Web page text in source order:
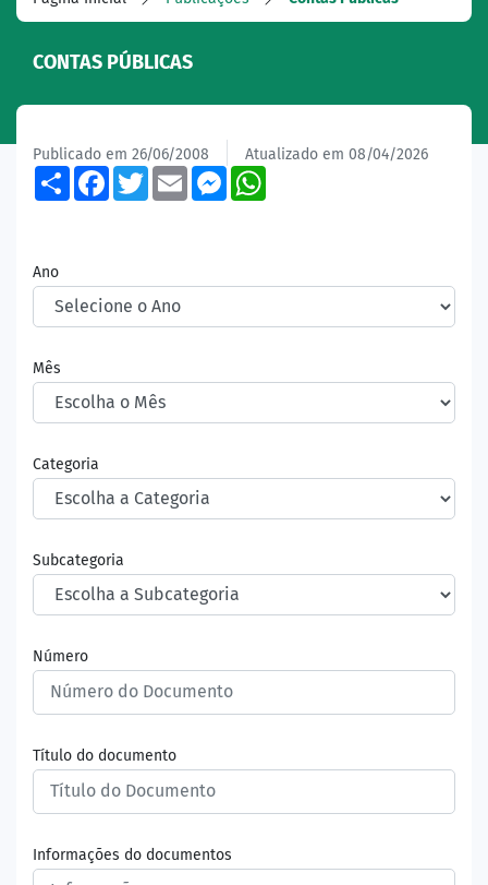
CONTAS PÚBLICAS
Publicado em 26/06/2008 Atualizado em 08/04/2026
ShareFacebook
TwitterEmailMessenger
Ano
Mês
Categoria
Subcategoria
Número
Título do documento
Informações do documentos